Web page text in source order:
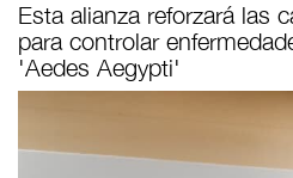
Esta alianza reforzará las
para controlar
'Aedes Aegypti'